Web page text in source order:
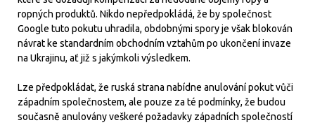
ropných produktů. Nikdo nepředpokládá, že by společnost
Google tuto pokutu uhradila, obdobnými spory je však blokován
návrat ke standardním obchodním vztahům po ukončení invaze
na Ukrajinu, ať již s jakýmkoli výsledkem.
Lze předpokládat, že ruská strana nabídne anulování pokut vůči
západním společnostem, ale pouze za té podmínky, že budou
současně anulovány veškeré požadavky západních společností